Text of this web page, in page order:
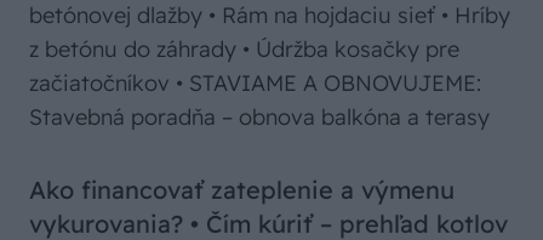
betónovej dlažby • Rám na hojdaciu sieť • Hríby
z betónu do záhrady • Údržba kosačky pre
začiatočníkov • STAVIAME A OBNOVUJEME:
Stavebná poradňa – obnova balkóna a terasy
Ako financovať zateplenie a výmenu
vykurovania? • Čím kúriť – prehľad kotlov